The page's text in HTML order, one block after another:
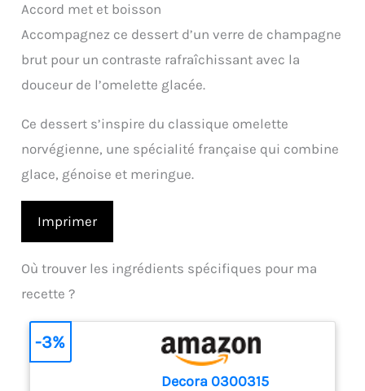
Accord met et boisson
Accompagnez ce dessert d’un verre de champagne
brut pour un contraste rafraîchissant avec la
douceur de l’omelette glacée.
Ce dessert s’inspire du classique omelette
norvégienne, une spécialité française qui combine
glace, génoise et meringue.
Imprimer
Où trouver les ingrédients spécifiques pour ma
recette ?
Decora 0300315
-3%